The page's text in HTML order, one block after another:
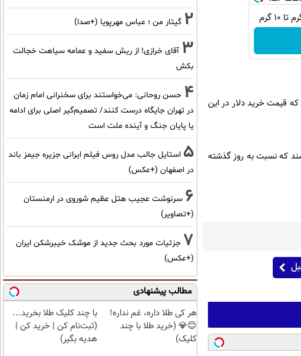
تومان کاهش دادند؛ به طوری که قیمت خرید دلار در این
و ۵۵۰ تومان می‌خرند و ۱۳ هزار و ۶۵۰ تومان می‌فروشند که نسبت به روز گذشته
2 گیتار من ؛ عباس مهرپویا (+صدا)
3 آقای خرازی! از ریش سفید و عمامه سیاهت خجالت
بکش
4 حسن روحانی: می‌خواستند برای سخنرانی امام زمان
در تهران جایگاه درست کنند/ تصمیم‌گیر اصلی برای ادامه
یا پایان جنگ و آینده ملت است
5 استایل جالب مدل روس فیلم ایرانی جزیره جیمز باند
در اصفهان (+عکس)
6 سرنوشت عجیب هتل عظیم شوروی در ارمنستان
(+تصاویر)
7 جزئیات مورد بحث جدید از موشک خیبرشکن ایران
(+عکس)
مطالب پیشنهادی
هر کی طلا داره، غم نداره!
😊💎 (خرید طلا با چند
کلیک)
با چند کلیک طلا بخرید...
(ثبت‌نام کن | خرید کن |
هدیه بگیر)